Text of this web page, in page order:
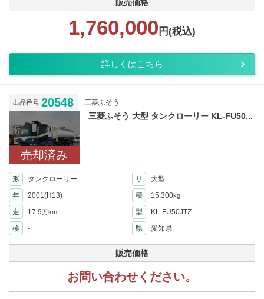
販売価格
1,760,000 円(税込)
詳しくはこちら
出品番号 20548 三菱ふそう
売却済み
三菱ふそう 大型 タンクローリー KL-FU50...
形 タンクローリー サ
大型
年
2001(H13) 積 15,300kg
走 17.9万km 型
KL-FU50JTZ
検
- 県 愛知県
販売価格
お問い合わせください。